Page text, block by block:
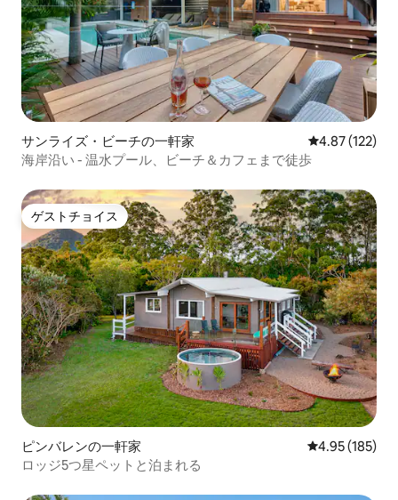
サンライズ・ビーチの一軒家 レビュー122
4.87 (122)
海岸沿い - 温水プール、ビーチ＆カフェまで徒歩
ゲストチョイス
ゲストチョイス
ピンバレンの一軒家 レビュー185
4.95 (185)
ロッジ5つ星ペットと泊まれる